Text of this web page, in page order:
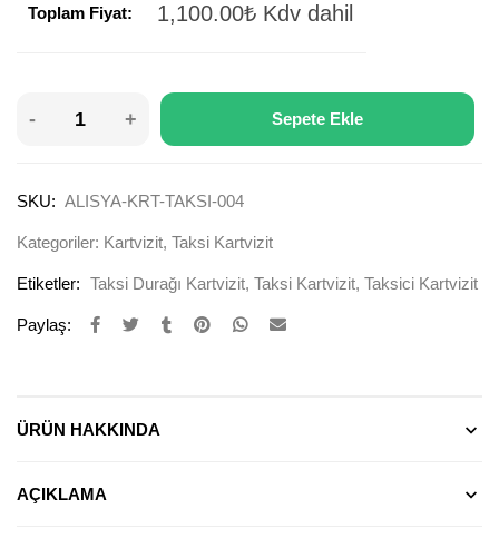
Toplam Fiyat: 1,100.00₺ Kdv dahil
Sepete Ekle
SKU: ALISYA-KRT-TAKSI-004
Kategoriler: Kartvizit, Taksi Kartvizit
Etiketler: Taksi Durağı Kartvizit, Taksi Kartvizit, Taksici Kartvizit
Paylaş:
ÜRÜN HAKKINDA
AÇIKLAMA